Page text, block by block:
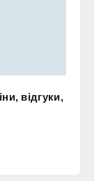
відгуки,